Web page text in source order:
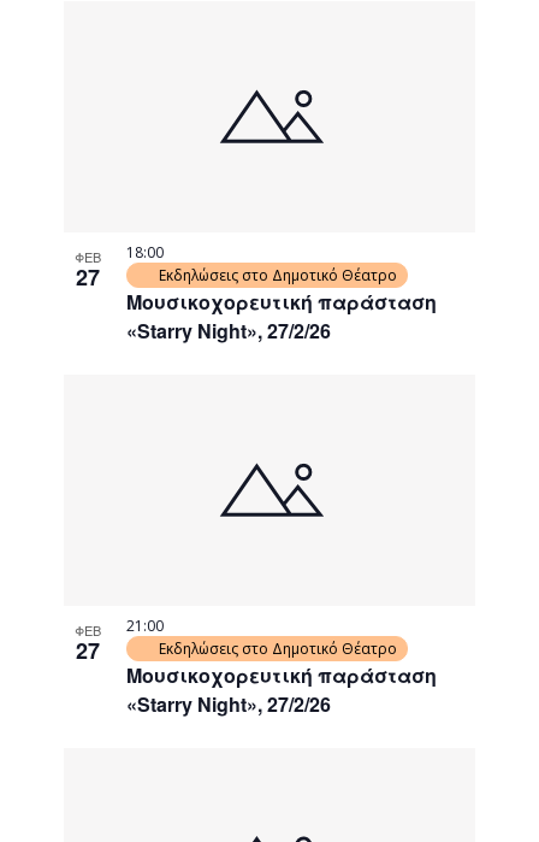
ΦΕΒ
27
Μουσικοχορευτική παράσταση
«Starry Night», 27/2/26
18:00
Εκδηλώσεις στο Δημοτικό Θέατρο
ΦΕΒ
27
Μουσικοχορευτική παράσταση
«Starry Night», 27/2/26
21:00
Εκδηλώσεις στο Δημοτικό Θέατρο